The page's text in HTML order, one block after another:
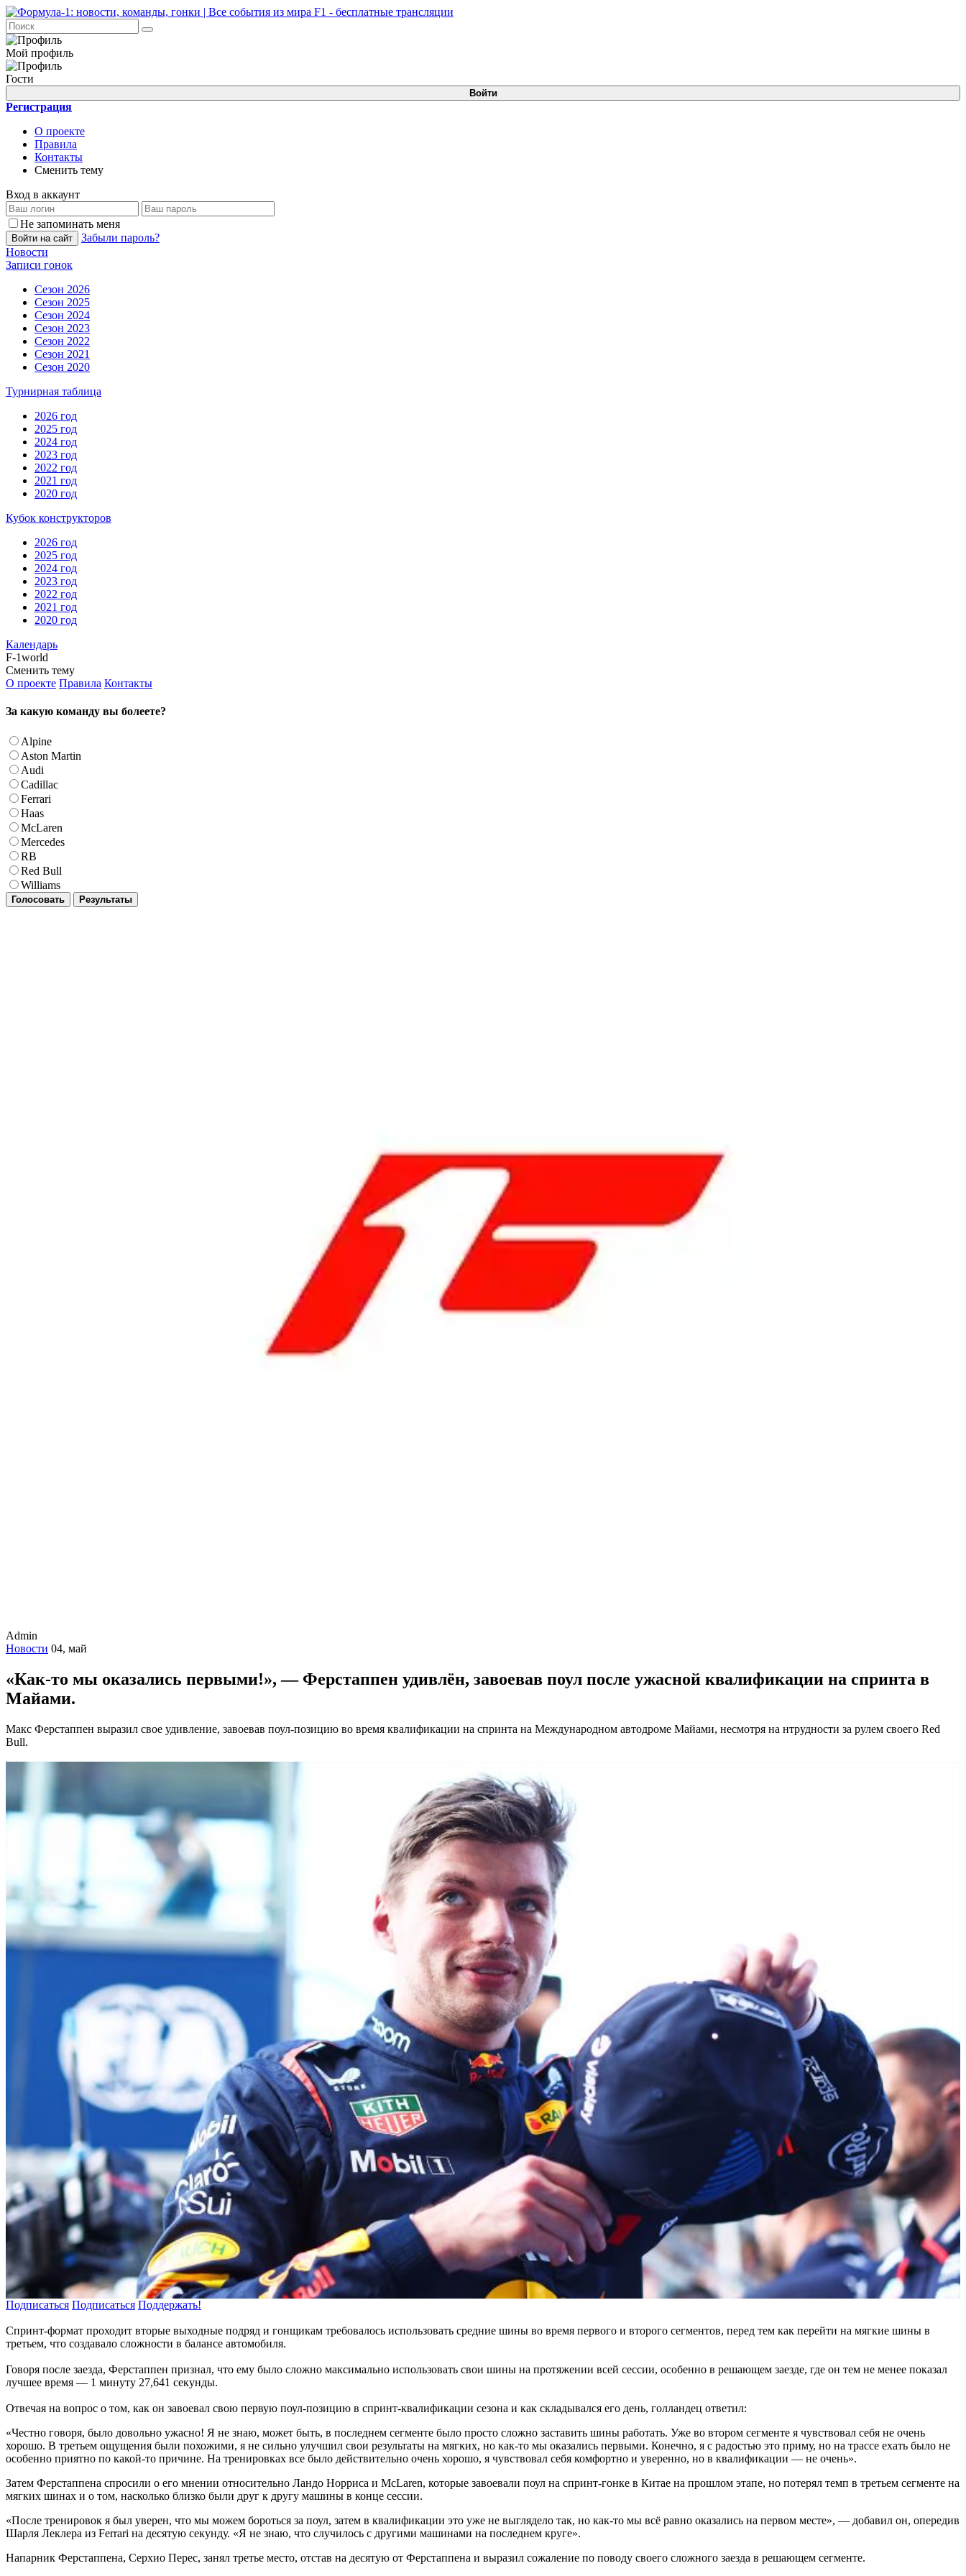
Мой профиль
Гости
Войти
Регистрация
О проекте
Правила
Контакты
Сменить тему
Вход в аккаунт
Не запоминать меня
Войти на сайт
Забыли пароль?
Новости
Записи гонок
Сезон 2026
Сезон 2025
Сезон 2024
Сезон 2023
Сезон 2022
Сезон 2021
Сезон 2020
Турнирная таблица
2026 год
2025 год
2024 год
2023 год
2022 год
2021 год
2020 год
Кубок конструкторов
2026 год
2025 год
2024 год
2023 год
2022 год
2021 год
2020 год
Календарь
F-1world
Сменить тему
О проекте Правила Контакты
За какую команду вы болеете?
Alpine
Aston Martin
Audi
Cadillac
Ferrari
Haas
McLaren
Mercedes
RB
Red Bull
Williams
Голосовать Результаты
Admin
Новости 04, май
«Как-то мы оказались первыми!», — Ферстаппен удивлён, завоевав поул после ужасной квалификации на спринта в
Майами.
Макс Ферстаппен выразил свое удивление, завоевав поул-позицию во время квалификации на спринта на Международном автодроме Майами, несмотря на нтрудности за рулем своего Red
Bull.
Подписаться Подписаться Поддержать!
Спринт-формат проходит вторые выходные подряд и гонщикам требовалось использовать средние шины во время первого и второго сегментов, перед тем как перейти на мягкие шины в
третьем, что создавало сложности в балансе автомобиля.
Говоря после заезда, Ферстаппен признал, что ему было сложно максимально использовать свои шины на протяжении всей сессии, особенно в решающем заезде, где он тем не менее показал
лучшее время — 1 минуту 27,641 секунды.
Отвечая на вопрос о том, как он завоевал свою первую поул-позицию в спринт-квалификации сезона и как складывался его день, голландец ответил:
«Честно говоря, было довольно ужасно! Я не знаю, может быть, в последнем сегменте было просто сложно заставить шины работать. Уже во втором сегменте я чувствовал себя не очень
хорошо. В третьем ощущения были похожими, я не сильно улучшил свои результаты на мягких, но как-то мы оказались первыми. Конечно, я с радостью это приму, но на трассе ехать было не
особенно приятно по какой-то причине. На тренировках все было действительно очень хорошо, я чувствовал себя комфортно и уверенно, но в квалификации — не очень».
Затем Ферстаппена спросили о его мнении относительно Ландо Норриса и McLaren, которые завоевали поул на спринт-гонке в Китае на прошлом этапе, но потерял темп в третьем сегменте на
мягких шинах и о том, насколько близко были друг к другу машины в конце сессии.
«После тренировок я был уверен, что мы можем бороться за поул, затем в квалификации это уже не выглядело так, но как-то мы всё равно оказались на первом месте», — добавил он, опередив
Шарля Леклера из Ferrari на десятую секунду. «Я не знаю, что случилось с другими машинами на последнем круге».
Напарник Ферстаппена, Серхио Перес, занял третье место, отстав на десятую от Ферстаппена и выразил сожаление по поводу своего сложного заезда в решающем сегменте.